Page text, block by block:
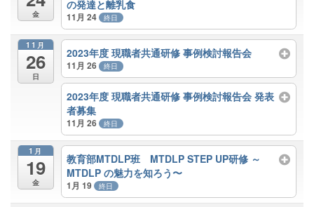
金
の発達と離乳食
11月 24 終日
11月
26
日
2023年度 現職者共通研修 事例検討報告会
11月 26 終日
2023年度 現職者共通研修 事例検討報告会 発表
者募集
11月 26 終日
1月
19
金
教育部MTDLP班 MTDLP STEP UP研修 ～
MTDLP の魅力を知ろう〜
1月 19 終日